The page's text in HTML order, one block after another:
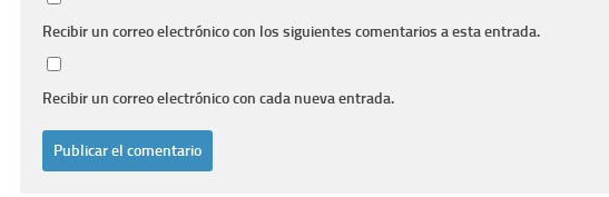
Recibir un correo electrónico con los siguientes comentarios a esta entrada.
Recibir un correo electrónico con cada nueva entrada.